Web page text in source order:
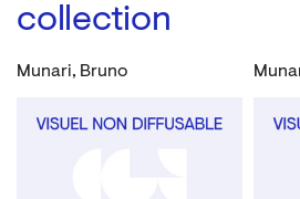
collection
Munari, Bruno